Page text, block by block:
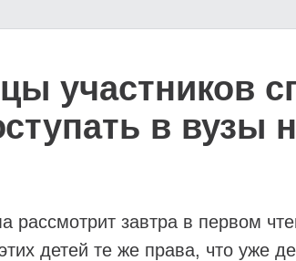
участников
в вузы
рассмотрит завтра в первом
детей те же права, что уже